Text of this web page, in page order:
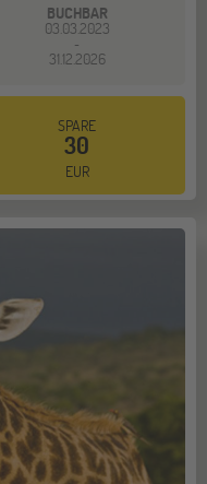
BUCHBAR
03.03.2023
-
31.12.2026
SPARE
30
EUR